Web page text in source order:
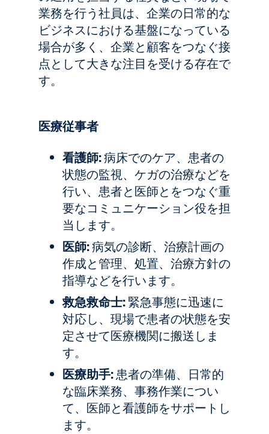
業務を行う社員は、企業の日常的な
ビジネスにおける基盤になっている
場合が多く、企業と顧客をつなぐ接
点として大きな注目を受ける存在で
す。
医療従事者
看護師:病床でのケア、患者の
状態の監視、ケガの治療などを
行い、患者と医師とをつなぐ重
要なコミュニケーション役を担
当します。
医師:病気の診断、治療計画の
作成と管理、処置、治療方針の
指導などを行います。
救急救命士:緊急事態に迅速に
対応し、現場で患者の状態を安
定させて医療機関に搬送しま
す。
医療助手:患者の準備、日常的
な臨床業務、事務作業につい
て、医師と看護師をサポートし
ます。